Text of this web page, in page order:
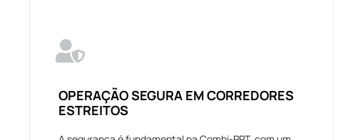
OPERAÇÃO SEGURA EM CORREDORES
ESTREITOS